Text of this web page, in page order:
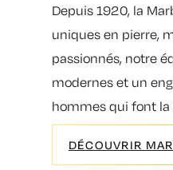
Depuis 1920, la
uniques en pierre,
passionnés, notre
modernes et un
hommes qui font
DÉCOUVRIR